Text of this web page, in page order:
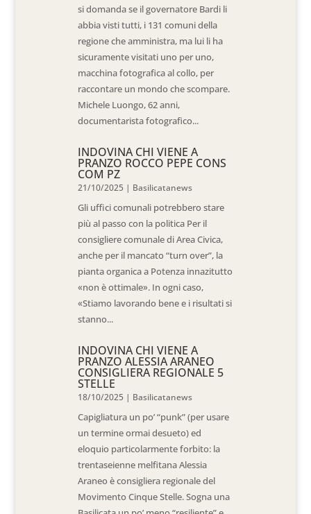
si domanda se il governatore Bardi li
abbia visti tutti, i 131 comuni della
regione che amministra, ma lui li ha
sicuramente visitati uno per uno,
macchina fotografica al collo, per
raccontare un mondo che scompare.
Michele Luongo, 62 anni,
documentarista fotografico...
INDOVINA CHI VIENE A
PRANZO ROCCO PEPE CONS
COM PZ
21/10/2025 | Basilicatanews
Gli uffici comunali potrebbero stare
più al passo con la politica Per il
consigliere comunale di Area Civica,
anche per il mancato “turn over”, la
pianta organica a Potenza innazitutto
«non è ottimale». In ogni caso,
«Stiamo lavorando bene e i risultati si
stanno...
INDOVINA CHI VIENE A
PRANZO ALESSIA ARANEO
CONSIGLIERA REGIONALE 5
STELLE
18/10/2025 | Basilicatanews
Capigliatura un po’ “punk” (per usare
un termine ormai desueto) ed
eloquio particolarmente forbito: la
trentaseienne melfitana Alessia
Araneo è consigliera regionale del
Movimento Cinque Stelle. Sogna una